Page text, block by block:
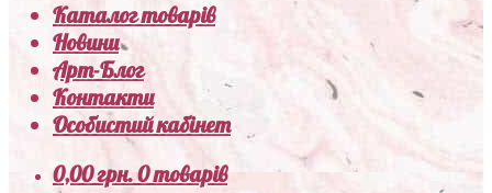
Каталог товарів
Новини
Арт-Блог
Контакти
Особистий кабінет
0,00грн.0 товарів